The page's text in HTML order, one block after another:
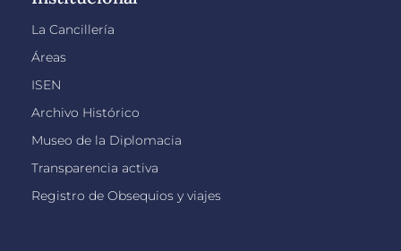
La Cancillería
Áreas
ISEN
Archivo Histórico
Museo de la Diplomacia
Transparencia activa
Registro de Obsequios y viajes